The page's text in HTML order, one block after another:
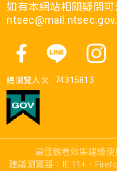
如有本網站相關疑問可
總瀏覽人次 : 74315813
最佳觀看效果建議
建議瀏覽器：IE 11+、